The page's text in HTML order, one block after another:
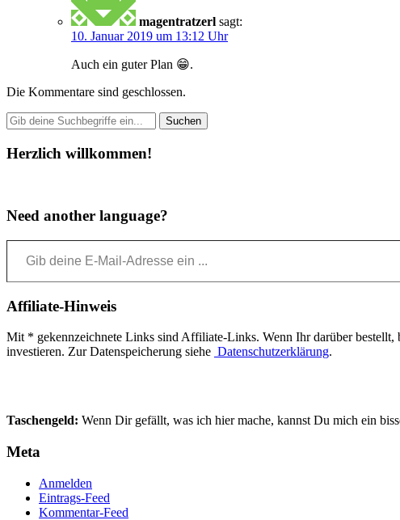
magentratzerl sagt:
10. Januar 2019 um 13:12 Uhr
Auch ein guter Plan 😁.
Die Kommentare sind geschlossen.
Herzlich willkommen!
Need another language?
Gib deine E-Mail-Adresse ein ...
Affiliate-Hinweis
Mit * gekennzeichnete Links sind Affiliate-Links. Wenn Ihr darüber bestellt,
investieren. Zur Datenspeicherung siehe Datenschutzerklärung.
Taschengeld: Wenn Dir gefällt, was ich hier mache, kannst Du mich ein
Meta
Anmelden
Eintrags-Feed
Kommentar-Feed